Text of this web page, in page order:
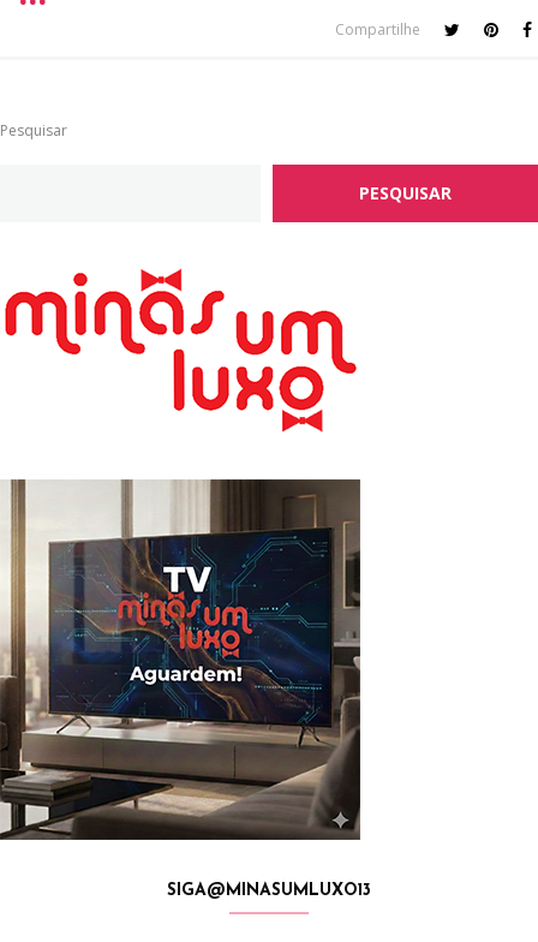
Compartilhe
Pesquisar
PESQUISAR
SIGA@MINASUMLUXO13